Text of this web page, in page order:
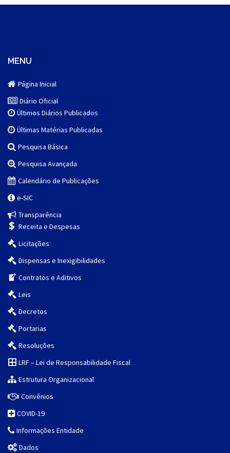
MENU
Página Inicial
Diário Oficial
Últimos Diários Publicados
Últimas Matérias Publicadas
Pesquisa Básica
Pesquisa Avançada
Calendário de Publicações
e-SIC
Transparência
Receita e Despesas
Licitações
Dispensas e Inexigibilidades
Contratos e Aditivos
Leis
Decretos
Portarias
Resoluções
LRF – Lei de Responsabilidade Fiscal
Estrutura Organizacional
Convênios
COVID-19
Informações Entidade
Dados